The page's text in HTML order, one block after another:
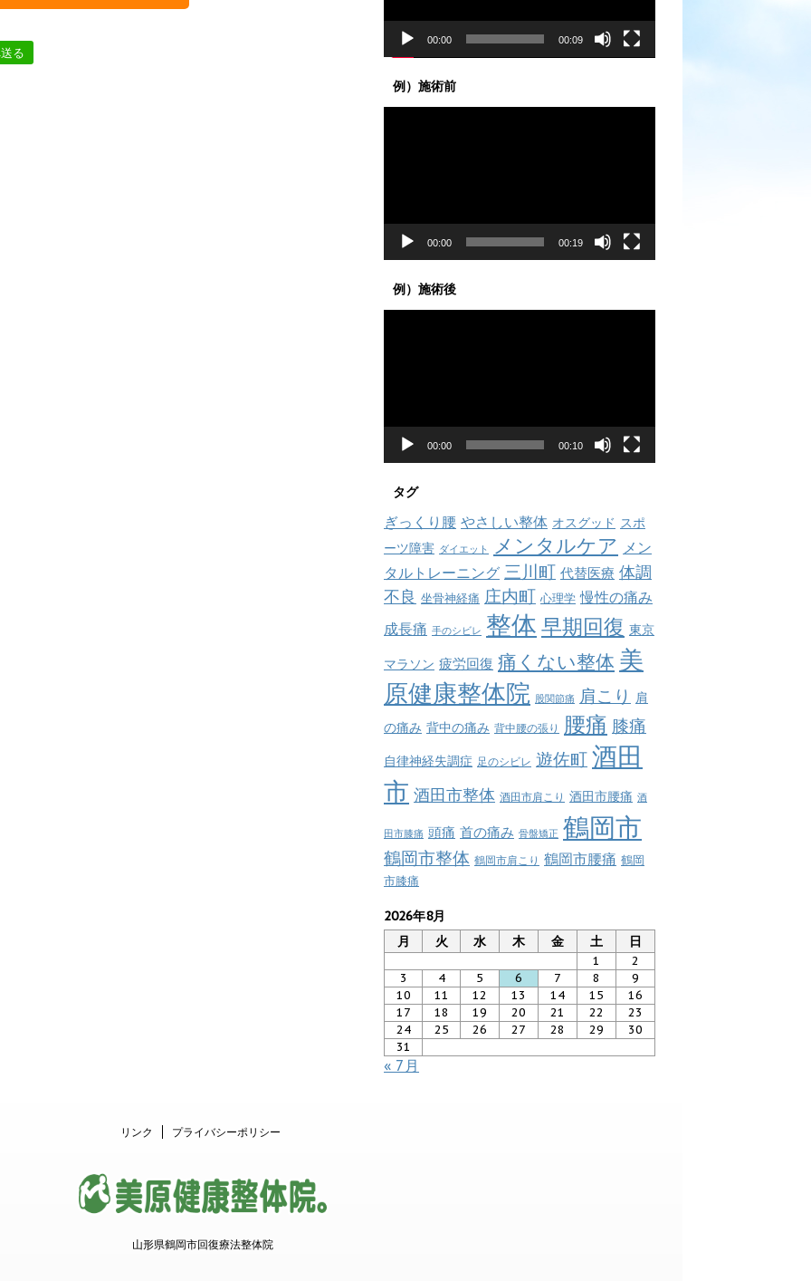
る
00:00 00:09
例）施術前
00:00 00:19
例）施術後
00:00 00:10
タグ
ぎっくり腰 やさしい整体 オスグッド スポ
ーツ障害 ダイエット メンタルケア メン
タルトレーニング 三川町 代替医療 体調
不良 坐骨神経痛 庄内町 心理学 慢性の痛み
成長痛 手のシビレ 整体 早期回復 東京
マラソン 疲労回復 痛くない整体 美
原健康整体院 股関節痛 肩こり 肩
の痛み 背中の痛み 背中腰の張り 腰痛 膝痛
自律神経失調症 足のシビレ 遊佐町 酒田
市 酒田市整体 酒田市肩こり 酒田市腰痛 酒
田市膝痛 頭痛 首の痛み 骨盤矯正 鶴岡市
鶴岡市整体 鶴岡市肩こり 鶴岡市腰痛 鶴岡
市膝痛
2026年8月
月
火 水 木 金 土 日
1
2
3
4 5 6 7 8
9
10
11 12 13 14 15
16
17
18 19 20 21 22
23
24
25 26 27 28 29
30
31
« 7月
リンク プライバシーポリシー
山形県鶴岡市回復療法整体院